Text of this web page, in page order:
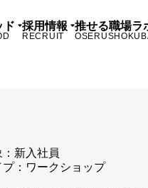
ド 採用情報
RECRUIT
推せる職場ラ
新入社員
： ワークショップ